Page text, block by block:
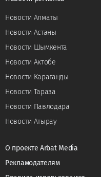
Новости Алматы
Новости Астаны
Новости Шымкента
Новости Актобе
Новости Караганды
Новости Тараза
Новости Павлодара
Новости Атырау
О проекте Arbat Media
Рекламодателям